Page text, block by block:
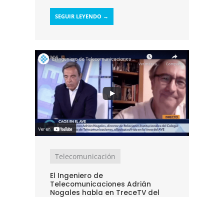
SEGUIR LEYENDO →
Telecomunicación
El Ingeniero de
Telecomunicaciones Adrián
Nogales habla en TreceTV del